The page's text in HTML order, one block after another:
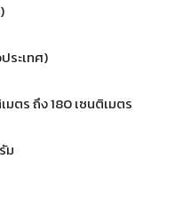
ระเทศ)
มตร ถึง 180 เซนติเมตร
ม